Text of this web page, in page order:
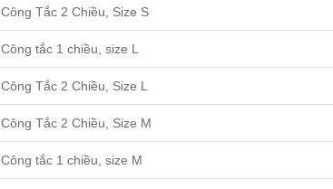
Công Tắc 2 Chiều, Size S
Công tắc 1 chiều, size L
Công Tắc 2 Chiều, Size L
Công Tắc 2 Chiều, Size M
Công tắc 1 chiều, size M